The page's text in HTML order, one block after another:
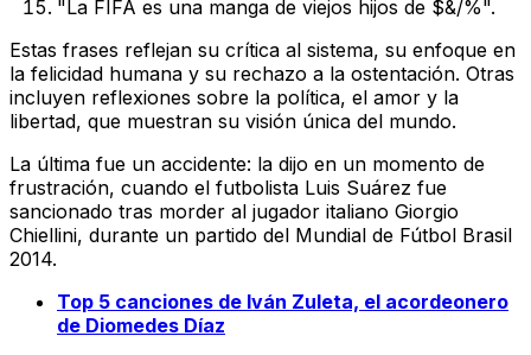
"La FIFA es una manga de viejos hijos de $&/%".
Estas frases reflejan su crítica al sistema, su enfoque en
la felicidad humana y su rechazo a la ostentación. Otras
incluyen reflexiones sobre la política, el amor y la
libertad, que muestran su visión única del mundo.
La última fue un accidente: la dijo en un momento de
frustración, cuando el futbolista Luis Suárez fue
sancionado tras morder al jugador italiano Giorgio
Chiellini, durante un partido del Mundial de Fútbol Brasil
2014.
Top 5 canciones de Iván Zuleta, el acordeonero
de Diomedes Díaz